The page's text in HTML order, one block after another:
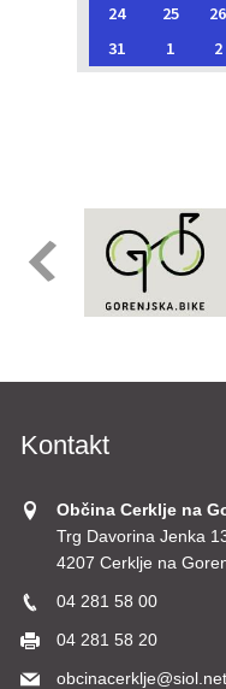
24
25 26
31
1 2
Kontakt
Občina Cerklje na
Trg Davorina Jenka
4207 Cerklje na
04 281 58 00
04 281 58 20
obcinacerklje@siol.net